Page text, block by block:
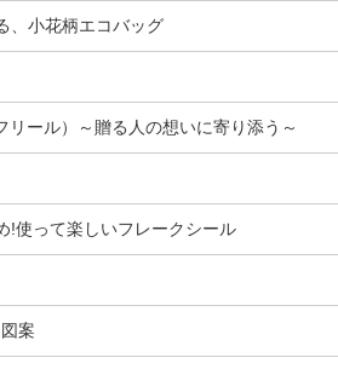
、小花柄エコバッグ
ール）～贈る人の想いに寄り添う～
!使って楽しいフレークシール
案